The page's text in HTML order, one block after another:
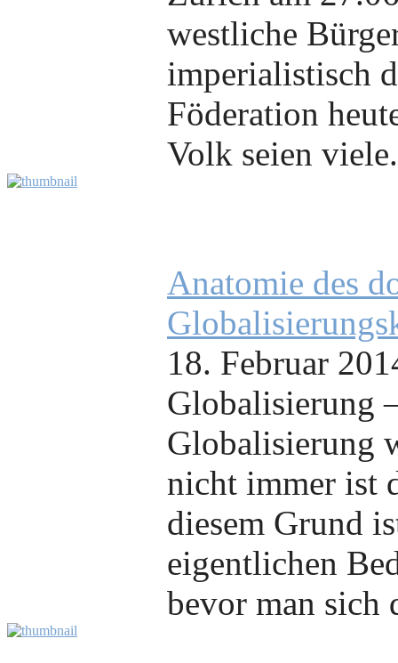
westliche
imperialistisch
Föderation
Volk seien
Anatomie des
18. Februar
Globalisierung
Globalisierung
nicht immer ist
diesem Grund
eigentlichen
bevor man sich